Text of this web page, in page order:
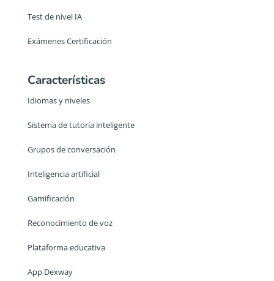
Test de nivel IA
Exámenes Certificación
Características
Idiomas y niveles
Sistema de tutoría inteligente
Grupos de conversación
Inteligencia artificial
Gamificación
Reconocimiento de voz
Plataforma educativa
App Dexway